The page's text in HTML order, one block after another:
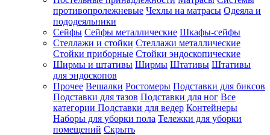
противопролежневые Чехлы на матрасы Одеяла и
пододеяльники
Сейфы Сейфы металлические Шкафы-сейфы
Стеллажи и стойки Стеллажи металлические
Стойки приборные Стойки эндоскопические
Ширмы и штативы Ширмы Штативы Штативы
для эндоскопов
Прочее Вешалки Ростомеры Подставки для биксов
Подставки для тазов Подставки для ног Все
категории Подставки для ведер Контейнеры
Наборы для уборки пола Тележки для уборки
помещений Скрыть